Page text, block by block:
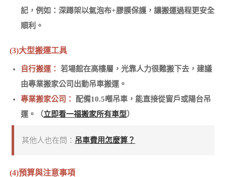
記，例如：深蹲架以氣泡布+膠膜保護，讓搬運過程更安全
順利。
(3)大型搬運工具
自行搬運： 若場館在高樓層，光靠人力很難搬下去，建議
由專業搬家公司出動吊車搬運。
專業搬家公司：
配備10.5噸吊車，能直接從窗戶或陽台吊
運。（立即看一福搬家所有車型）
其他人也在問： 吊車費用怎麼算？
(4)預算與注意事項